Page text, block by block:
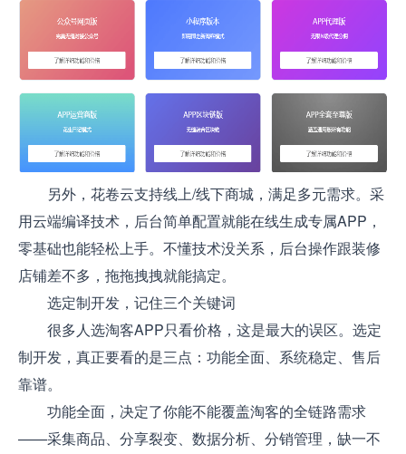
另外，花卷云支持线上/线下商城，满足多元需求。采
用云端编译技术，后台简单配置就能在线生成专属APP，
零基础也能轻松上手。不懂技术没关系，后台操作跟装修
店铺差不多，拖拖拽拽就能搞定。
选定制开发，记住三个关键词
很多人选淘客APP只看价格，这是最大的误区。选定
制开发，真正要看的是三点：功能全面、系统稳定、售后
靠谱。
功能全面，决定了你能不能覆盖淘客的全链路需求
——采集商品、分享裂变、数据分析、分销管理，缺一不